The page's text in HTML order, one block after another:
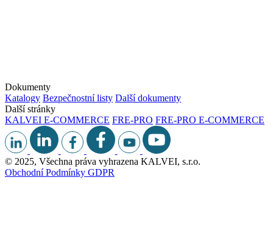
Dokumenty
Katalogy Bezpečnostní listy Další dokumenty
Další stránky
KALVEI E-COMMERCE FRE-PRO FRE-PRO E-COMMERCE
© 2025, Všechna práva vyhrazena KALVEI, s.r.o.
Obchodní Podmínky GDPR